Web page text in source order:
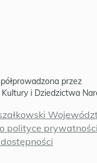
przez
i Dziedzictwa
polityce prywatności